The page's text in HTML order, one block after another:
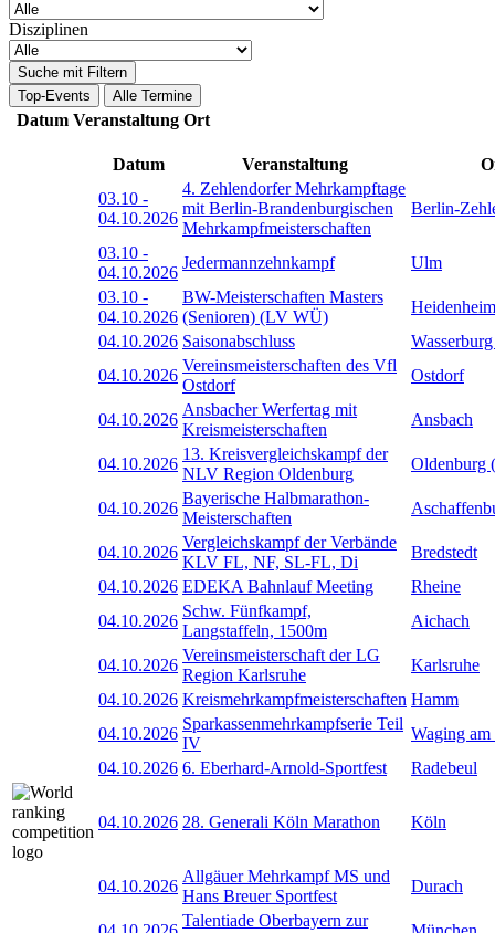
Disziplinen
Suche mit Filtern
Top-Events
Alle Termine
Datum Veranstaltung Ort
Datum Veranstaltung
03.10 -
04.10.2026
4. Zehlendorfer Mehrkampftage
mit Berlin-Brandenburgischen
Mehrkampfmeisterschaften
Berlin-
03.10 -
04.10.2026
Jedermannzehnkampf
Ulm
03.10 -
04.10.2026
BW-Meisterschaften Masters
(Senioren) (LV WÜ)
Heidenheim
04.10.2026 Saisonabschluss
04.10.2026
Vereinsmeisterschaften des Vfl
Ostdorf
Ostdorf
04.10.2026
Ansbacher Werfertag mit
Kreismeisterschaften
Ansbach
04.10.2026
13. Kreisvergleichskampf der
NLV Region Oldenburg
Oldenburg
04.10.2026
Bayerische Halbmarathon-
Meisterschaften
04.10.2026
Vergleichskampf der Verbände
KLV FL, NF, SL-FL, Di
Bredstedt
04.10.2026 EDEKA Bahnlauf Meeting
Rheine
04.10.2026
Schw. Fünfkampf,
Langstaffeln, 1500m
Aichach
04.10.2026
Vereinsmeisterschaft der LG
Region Karlsruhe
Karlsruhe
04.10.2026 Kreismehrkampfmeisterschaften Hamm
04.10.2026
Sparkassenmehrkampfserie Teil
IV
Waging am
04.10.2026 6. Eberhard-Arnold-Sportfest Radebeul
04.10.2026 28. Generali Köln Marathon Köln
04.10.2026
Allgäuer Mehrkampf MS und
Hans Breuer Sportfest
Durach
Talentiade Oberbayern zur